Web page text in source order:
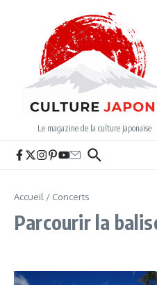
Le magazine de la culture japonaise
Accueil / Concerts
Parcourir la